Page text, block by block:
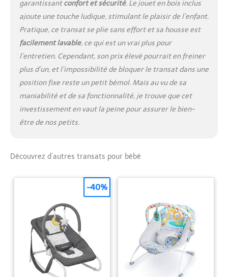
garantissantconfort et sécurité. Le jouet en bois inclus
ajoute une touche ludique, stimulant le plaisir de l’enfant.
Pratique, ce transat se plie sans effort et sa housse est
facilement lavable, ce qui est un vrai plus pour
l’entretien. Cependant, son prix élevé pourrait en freiner
plus d’un, et l’impossibilité de bloquer le transat dans une
position fixe reste un petit bémol. Mais au vu de sa
maniabilité et de sa fonctionnalité, je trouve que cet
investissement en vaut la peine pour assurer le bien-
être de nos petits.
Découvrez d’autres transats pour bébé
-40%